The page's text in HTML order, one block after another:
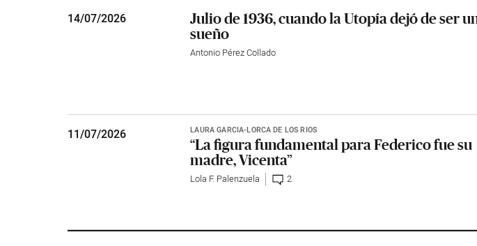
14/07/2026
Julio de 1936, cuando la Utopía dejó de ser
sueño
Antonio Pérez Collado
11/07/2026 LAURA GARCÍA-LORCA DE LOS RÍOS
“La figura fundamental para Federico fue su
madre, Vicenta”
Lola F. Palenzuela 2